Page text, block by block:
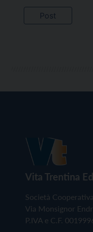
Vita Trentina
Società Cooperativa
Via Monsignor
P.IVA e C.F.